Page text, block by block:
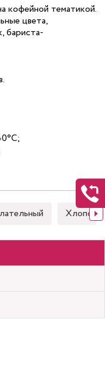
кофейной тематикой.
цвета,
бариста-
Хлопок